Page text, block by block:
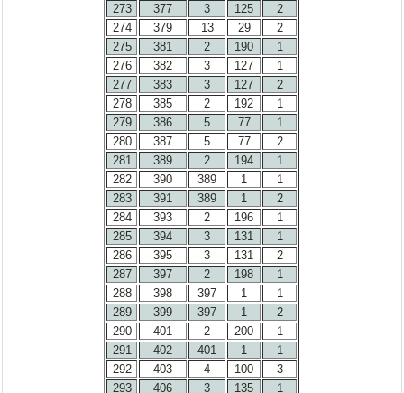
273
377 3 125
2
274
379 13 29
2
275
381 2 190
1
276
382 3 127
1
277
383 3 127
2
278
385 2 192
1
279
386 5 77
1
280
387 5 77
2
281
389 2 194
1
282
390 389 1
1
283
391 389 1
2
284
393 2 196
1
285
394 3 131
1
286
395 3 131
2
287
397 2 198
1
288
398 397 1
1
289
399 397 1
2
290
401 2 200
1
291
402 401 1
1
292
403 4 100
3
293
406 3 135 1